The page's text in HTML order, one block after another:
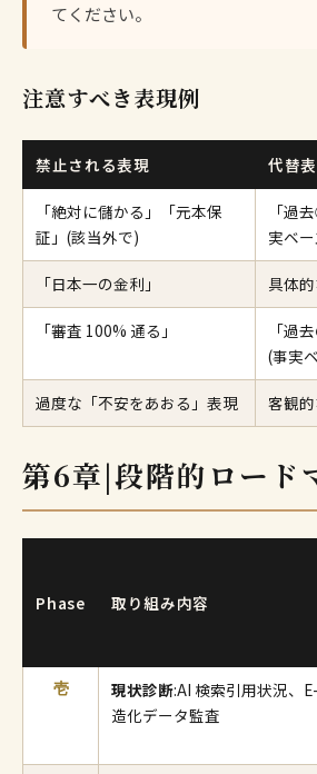
てください。
注意すべき表現例
禁止される表現 代替
「絶対に儲かる」「元本保
証」(該当外で)
「過
実ベ
「日本一の金利」 具体
「審査 100% 通る」
「過
(事実
過度な「不安をあおる」表現 客観
第6章|段階的ロード
Phase 取り組み内容
壱 現状診断:AI 検索引用状況、
造化データ監査